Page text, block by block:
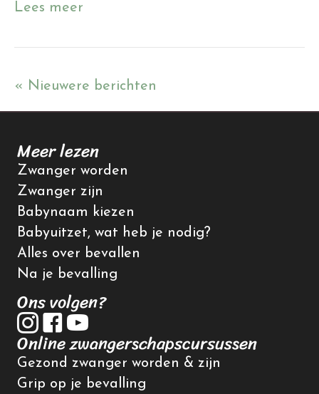
Lees meer
« Nieuwere berichten
Meer lezen
Zwanger worden
Zwanger zijn
Babynaam kiezen
Babyuitzet, wat heb je nodig?
Alles over bevallen
Na je bevalling
Ons volgen?
Online zwangerschapscursussen
Gezond zwanger worden & zijn
Grip op je bevalling